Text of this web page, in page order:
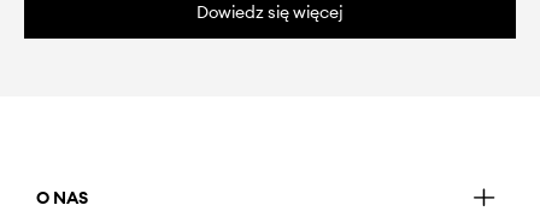
Dowiedz się więcej
O NAS